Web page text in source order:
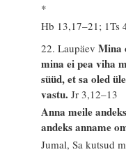
*
Hb 13,17–21; 1Ts
22. LaupäevMina
mina ei pea viha
süüd, et sa oled
vastu.Jr 3,12–13
Anna meile
andeks anname
Jumal, Sa kutsud